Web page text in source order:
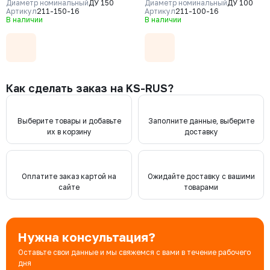
рукоятка
Диаметр номинальныйДУ 150
Артикул211-150-16
В наличии
рукоятка
Диаметр номинальныйДУ 100
Артикул211-100-16
В наличии
Как сделать заказ на KS-RUS?
Выберите товары и добавьте
их в корзину
Заполните данные, выберите
доставку
Оплатите заказ картой на
сайте
Ожидайте доставку с вашими
товарами
Нужна консультация?
Оставьте свои данные и мы свяжемся с вами в течение рабочего
дня